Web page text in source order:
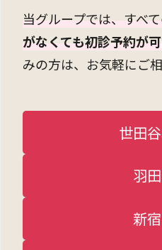
当グループでは、すべ
がなくても初診予約が
みの方は、お気軽にご
世田
羽
新